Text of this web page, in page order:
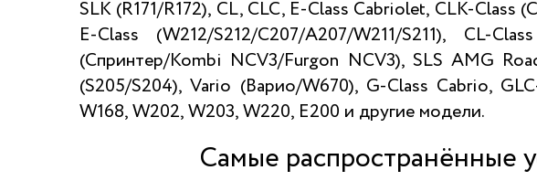
SLK (R171/R172), CL, CLC, E-Class Cabriolet, CLK-
E-Class (W212/S212/C207/A207/W211/S211),
(Спринтер/Kombi NCV3/Furgon NCV3), SLS AMG
(S205/S204), Vario (Варио/W670), G-Class Cabrio,
W168, W202, W203, W220, E200 и другие модели.
Самые распространённые